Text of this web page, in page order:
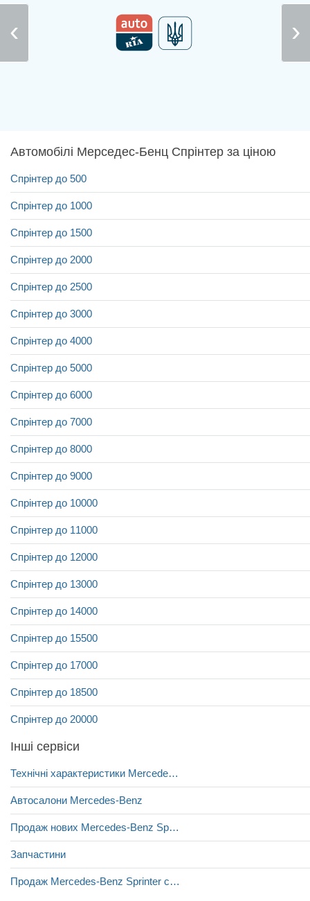
Автомобілі Мерседес-Бенц Спрінтер за ціною
Спрінтер до 500
Спрінтер до 1000
Спрінтер до 1500
Спрінтер до 2000
Спрінтер до 2500
Спрінтер до 3000
Спрінтер до 4000
Спрінтер до 5000
Спрінтер до 6000
Спрінтер до 7000
Спрінтер до 8000
Спрінтер до 9000
Спрінтер до 10000
Спрінтер до 11000
Спрінтер до 12000
Спрінтер до 13000
Спрінтер до 14000
Спрінтер до 15500
Спрінтер до 17000
Спрінтер до 18500
Спрінтер до 20000
Інші сервіси
Технічні характеристики Mercedes-Benz Sprinter
Автосалони Mercedes-Benz
Продаж нових Mercedes-Benz Sprinter
Запчастини
Продаж Mercedes-Benz Sprinter с пробігом